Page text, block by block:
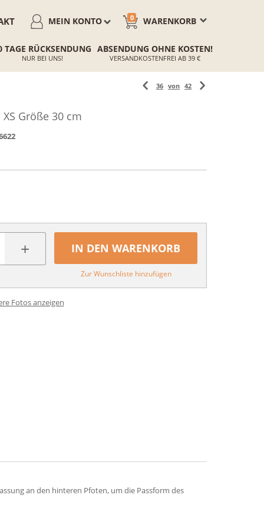
WARENKORB
0
MEIN KONTO
TAGE RÜCKSENDUNG
NUR BEI UNS!
ABSENDUNG OHNE KOSTEN!
VERSANDKOSTENFREI AB 39 €
36 von 42
Größe 30 cm
+ IN DEN WARENKORB
Zur Wunschliste hinzufügen
Fotos anzeigen
an den hinteren Pfoten, um die Passform des